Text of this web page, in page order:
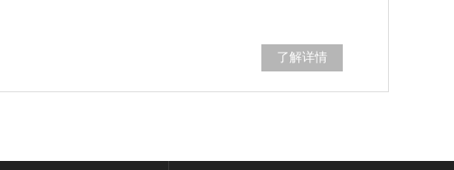
了解详情